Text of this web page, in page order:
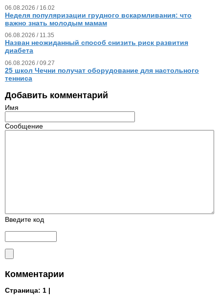
06.08.2026 / 16.02
Неделя популяризации грудного вскармливания: что
важно знать молодым мамам
06.08.2026 / 11.35
Назван неожиданный способ снизить риск развития
диабета
06.08.2026 / 09.27
25 школ Чечни получат оборудование для настольного
тенниса
Добавить комментарий
Имя
Сообщение
Введите код
Комментарии
Страница: 1 |